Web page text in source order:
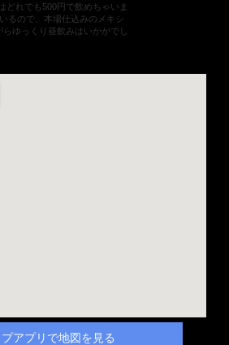
どれでも500円で飲めちゃいま
るので、本場仕込みのメキシ
ゆっくり昼飲みはいかがでし
アプリで地図を見る